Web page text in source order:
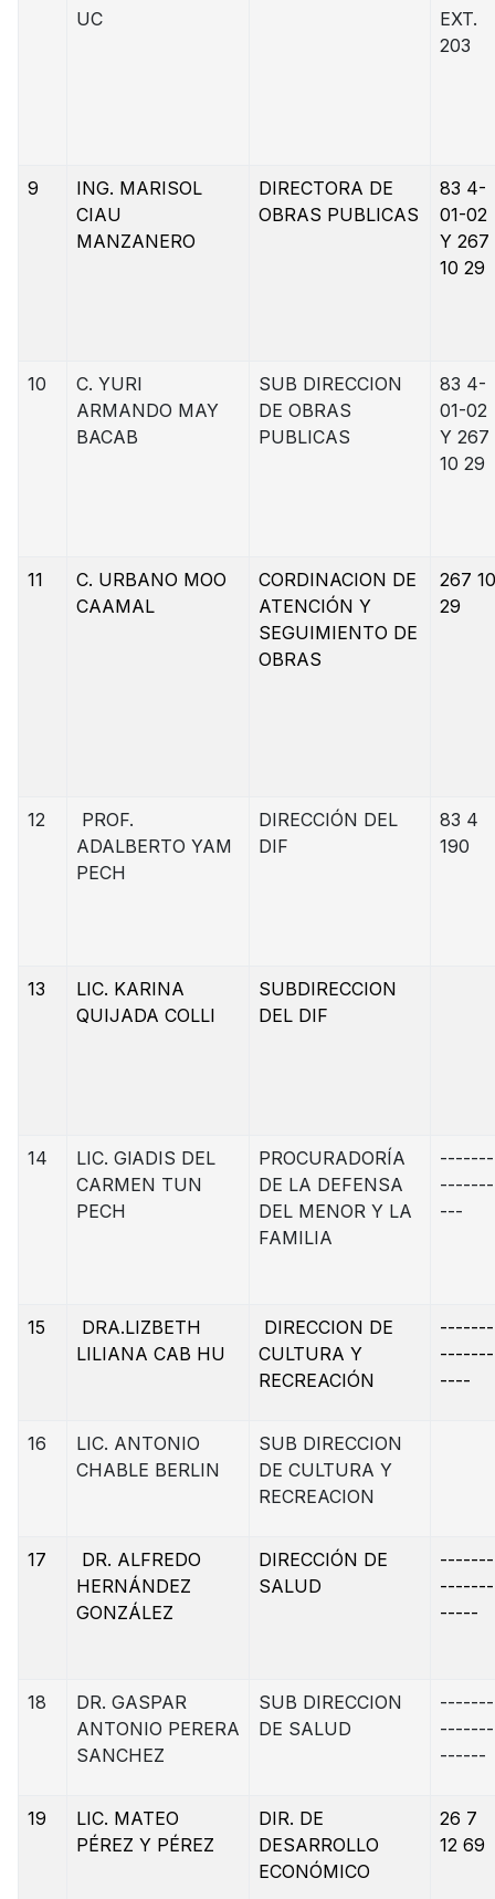
UC
EXT.
203
9
ING. MARISOL
CIAU
MANZANERO
DIRECTORA DE
OBRAS PUBLICAS
83 4-
01-02
Y 267
10 29
10
C. YURI
ARMANDO MAY
BACAB
SUB DIRECCION
DE OBRAS
PUBLICAS
83 4-
01-02
Y 267
10 29
11
C. URBANO MOO
CAAMAL
CORDINACION DE
ATENCIÓN Y
SEGUIMIENTO DE
OBRAS
267 10
29
12
PROF.
ADALBERTO YAM
PECH
DIRECCIÓN DEL
DIF
83 4
190
13
LIC. KARINA
QUIJADA COLLI
SUBDIRECCION
DEL DIF
14
LIC. GlADIS DEL
CARMEN TUN
PECH
PROCURADORÍA
DE LA DEFENSA
DEL MENOR Y LA
FAMILIA
-------
-------
---
15
DRA.LIZBETH
LILIANA CAB HU
DIRECCION DE
CULTURA Y
RECREACIÓN
-------
-------
----
16
LIC. ANTONIO
CHABLE BERLIN
SUB DIRECCION
DE CULTURA Y
RECREACION
17
DR. ALFREDO
HERNÁNDEZ
GONZÁLEZ
DIRECCIÓN DE
SALUD
-------
-------
-----
18
DR. GASPAR
ANTONIO PERERA
SANCHEZ
SUB DIRECCION
DE SALUD
-------
-------
------
19
LIC. MATEO
PÉREZ Y PÉREZ
DIR. DE
DESARROLLO
ECONÓMICO
26 7
12 69